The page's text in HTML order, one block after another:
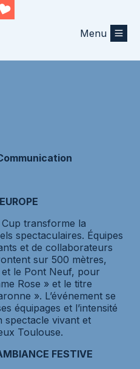
Menu
transforme la
spectaculaires. Équipes
et de collaborateurs
sur 500 mètres,
le Pont Neuf, pour
Rose » et le titre
». L’événement se
équipages et l’intensité
spectacle vivant et
Toulouse.
FESTIVE